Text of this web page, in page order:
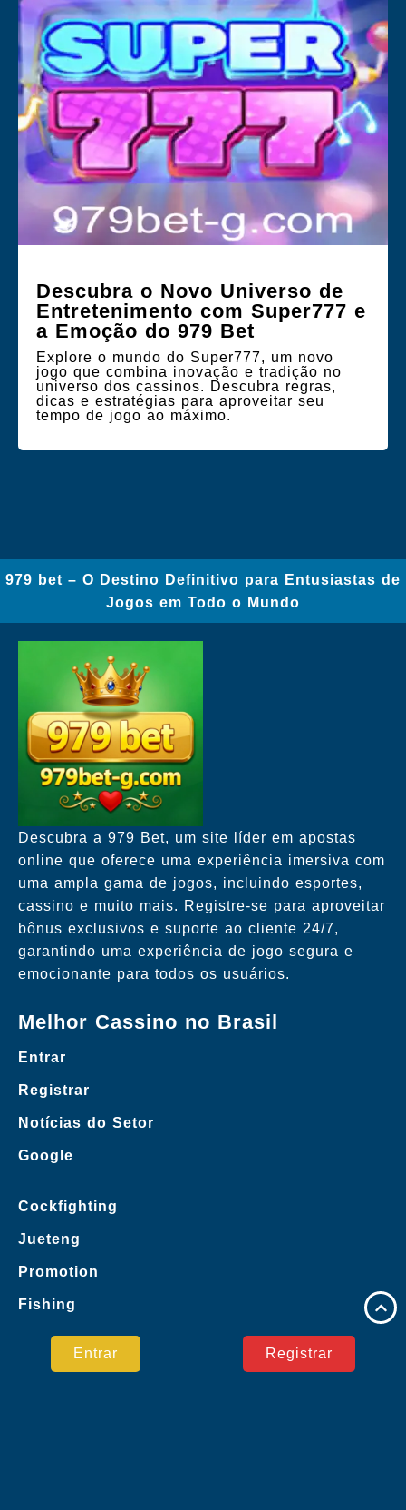
Descubra o Novo Universo de
Entretenimento com Super777 e
a Emoção do 979 Bet
Explore o mundo do Super777, um novo
jogo que combina inovação e tradição no
universo dos cassinos. Descubra regras,
dicas e estratégias para aproveitar seu
tempo de jogo ao máximo.
979 bet – O Destino Definitivo para Entusiastas de
Jogos em Todo o Mundo
Descubra a 979 Bet, um site líder em apostas
online que oferece uma experiência imersiva com
uma ampla gama de jogos, incluindo esportes,
cassino e muito mais. Registre-se para aproveitar
bônus exclusivos e suporte ao cliente 24/7,
garantindo uma experiência de jogo segura e
emocionante para todos os usuários.
Melhor Cassino no Brasil
Entrar
Registrar
Notícias do Setor
Google
Cockfighting
Jueteng
Promotion
Fishing
Comunidade Jogadores
Notícias do Setor
Entrar Registrar